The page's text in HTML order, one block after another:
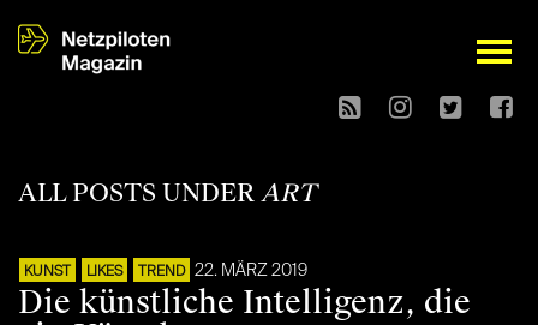
open
ALL POSTS UNDERART
KUNST LIKES TREND 22. MÄRZ 2019
Die künstliche Intelligenz, die